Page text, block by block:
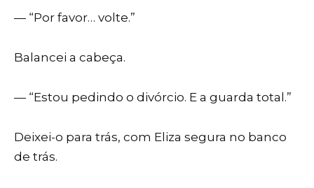
— “Por favor… volte.”
Balancei a cabeça.
— “Estou pedindo o divórcio. E a guarda total.”
Deixei-o para trás, com Eliza segura no banco
de trás.